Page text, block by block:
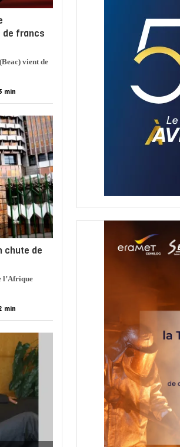
de francs
vient de
min
chute de
l’Afrique
min